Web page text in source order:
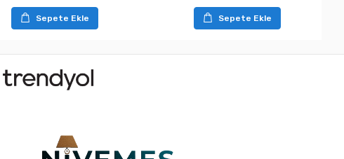
Sepete Ekle Sepete Ekle